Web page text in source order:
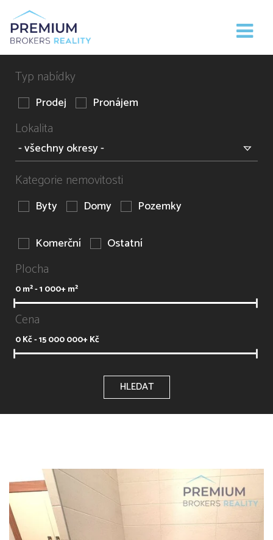
Typ nabídky
Prodej Pronájem
Lokalita
Kategorie nemovitosti
Byty Domy Pozemky
Komerční Ostatní
Plocha
0m² -1 000+m²
Cena
0Kč -15 000 000+Kč
HLEDAT